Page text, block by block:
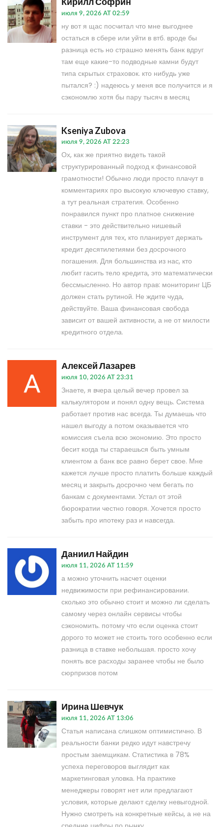
июля 9, 2026 AT 02:59
ну вот я щас посчитал что мне выгоднее
остаться в сбере или уйти в втб. вроде бы
разница есть но страшно менять банк вдруг
там еще какие-то подводные камни будут
типа скрытых страховок. кто нибудь уже
пытался? :) надеюсь у меня все получится и я
сэкономлю хотя бы пару тысяч в месяц
Kseniya Zubova
июля 9, 2026 AT 22:23
Ох, как же приятно видеть такой
структурированный подход к финансовой
грамотности! Обычно люди просто плачут в
комментариях про высокую ключевую ставку,
а тут реальная стратегия. Особенно
понравился пункт про платное снижение
ставки - это действительно нишевый
инструмент для тех, кто планирует держать
кредит десятилетиями без досрочного
погашения. Для большинства из нас, кто
любит гасить тело кредита, это математически
бессмысленно. Но автор прав: мониторинг ЦБ
должен стать рутиной. Не ждите чуда,
действуйте. Ваша финансовая свобода
зависит от вашей активности, а не от милости
кредитного отдела.
Алексей Лазарев
июля 10, 2026 AT 23:31
Знаете, я вчера целый вечер провел за
калькулятором и понял одну вещь. Система
работает против нас всегда. Ты думаешь что
нашел выгоду а потом оказывается что
комиссия съела всю экономию. Это просто
бесит когда ты стараешься быть умным
клиентом а банк все равно берет свое. Мне
кажется лучше просто платить больше каждый
месяц и закрыть досрочно чем бегать по
банкам с документами. Устал от этой
бюрократии честно говоря. Хочется просто
забыть про ипотеку раз и навсегда.
Даниил Найдин
июля 11, 2026 AT 11:59
а можно уточнить насчет оценки
недвижимости при рефинансировании.
сколько это обычно стоит и можно ли сделать
самому через онлайн сервисы чтобы
сэкономить. потому что если оценка стоит
дорого то может не стоить того особенно если
разница в ставке небольшая. просто хочу
понять все расходы заранее чтобы не было
сюрпризов потом
Ирина Шевчук
июля 11, 2026 AT 13:06
Статья написана слишком оптимистично. В
реальности банки редко идут навстречу
простым заемщикам. Статистика в 78%
успеха переговоров выглядит как
маркетинговая уловка. На практике
менеджеры говорят нет или предлагают
условия, которые делают сделку невыгодной.
Нужно смотреть на конкретные кейсы, а не на